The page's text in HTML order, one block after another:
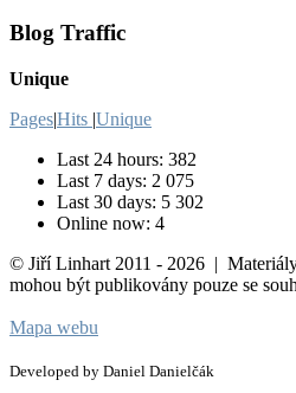
Blog Traffic
Unique
Pages|Hits |Unique
Last 24 hours: 382
Last 7 days: 2 075
Last 30 days: 5 302
Online now: 4
© Jiří Linhart 2011 - 2026 | Materiály
mohou být publikovány pouze se
Mapa webu
Developed by Daniel Danielčák